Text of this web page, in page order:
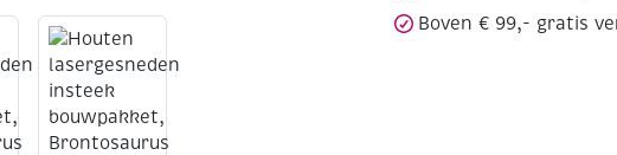
Boven € 99,- gratis